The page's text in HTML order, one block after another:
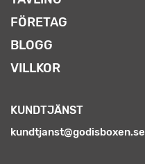
FÖRETAG
BLOGG
VILLKOR
KUNDTJÄNST
kundtjanst@godisboxen.se